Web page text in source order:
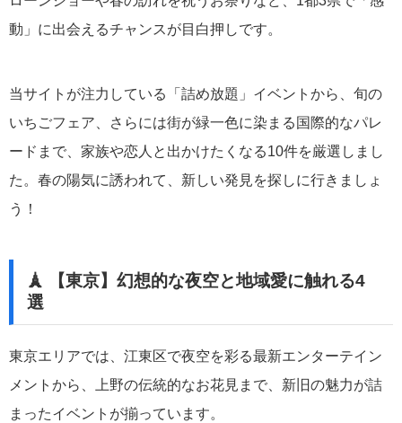
動」に出会えるチャンスが目白押しです。
当サイトが注力している「詰め放題」イベントから、旬の
いちごフェア、さらには街が緑一色に染まる国際的なパレ
ードまで、家族や恋人と出かけたくなる10件を厳選しまし
た。春の陽気に誘われて、新しい発見を探しに行きましょ
う！
🗼 【東京】幻想的な夜空と地域愛に触れる4
選
東京エリアでは、江東区で夜空を彩る最新エンターテイン
メントから、上野の伝統的なお花見まで、新旧の魅力が詰
まったイベントが揃っています。